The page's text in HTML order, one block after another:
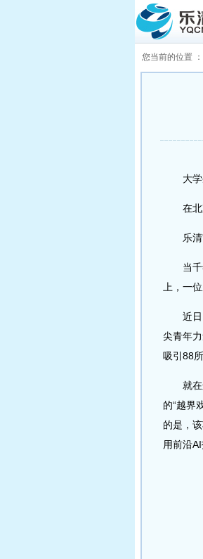
您当前的位置 ：
大学生
在北
乐清
当千年
上，一
近日，
尖青年
吸引88
就在这
的“越界
的是，
用前沿